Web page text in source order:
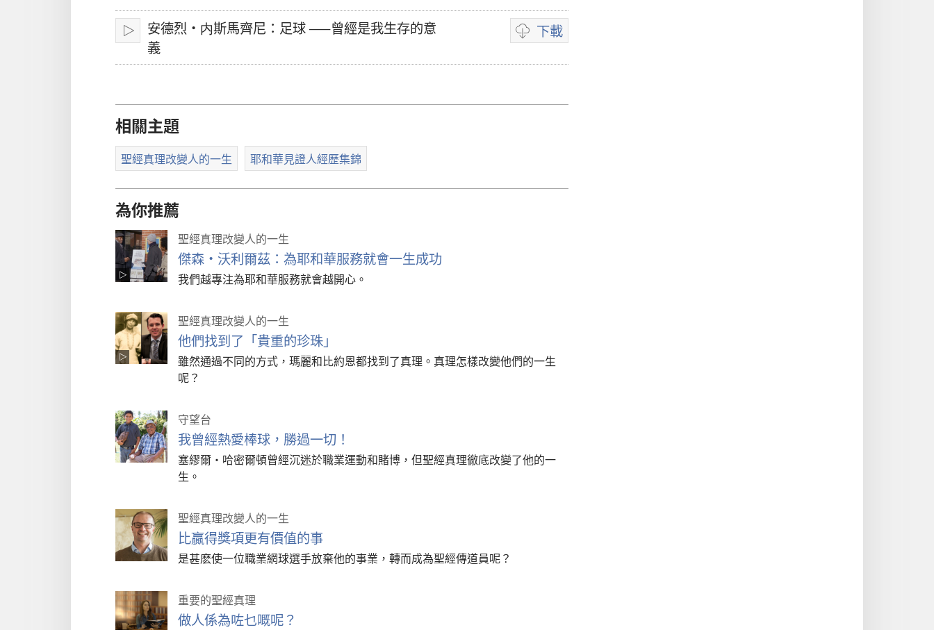
影
片
語
言播
放
安德烈·内斯馬齊尼：足球 ——曾經是我生存的意
義
下載
錄
影
相關主題
聖經真理改變人的一生 耶和華見證人經歷集錦
為你推薦
聖經真理改變人的一生
傑森·沃利爾茲：為耶和華服務就會一生成功
我們越專注為耶和華服務就會越開心。
聖經真理改變人的一生
他們找到了「貴重的珍珠」
雖然通過不同的方式，瑪麗和比約恩都找到了真理。真理怎樣改變他們的一生
呢？
守望台
我曾經熱愛棒球，勝過一切！
塞繆爾·哈密爾頓曾經沉迷於職業運動和賭博，但聖經真理徹底改變了他的一
生。
聖經真理改變人的一生
比贏得獎項更有價值的事
是甚麽使一位職業網球選手放棄他的事業，轉而成為聖經傳道員呢？
重要的聖經真理
做人係為咗乜嘅呢？